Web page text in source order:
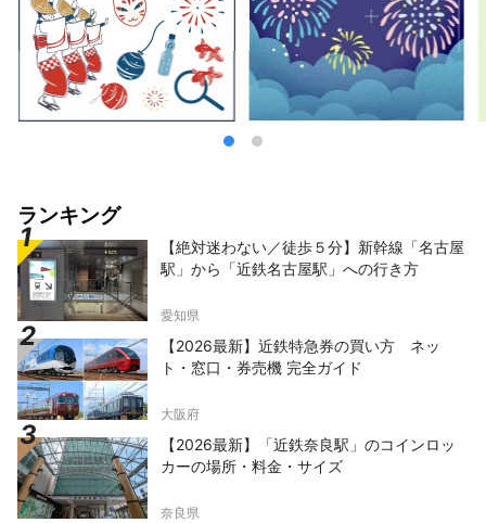
まちを優しくてらします。 ここは、まちのオ
アシスであり、集いの場です。
ランキング
【絶対迷わない／徒歩５分】新幹線「名古屋
駅」から「近鉄名古屋駅」への行き方
愛知県
【2026最新】近鉄特急券の買い方 ネッ
ト・窓口・券売機 完全ガイド
大阪府
【2026最新】「近鉄奈良駅」のコインロッ
カーの場所・料金・サイズ
奈良県